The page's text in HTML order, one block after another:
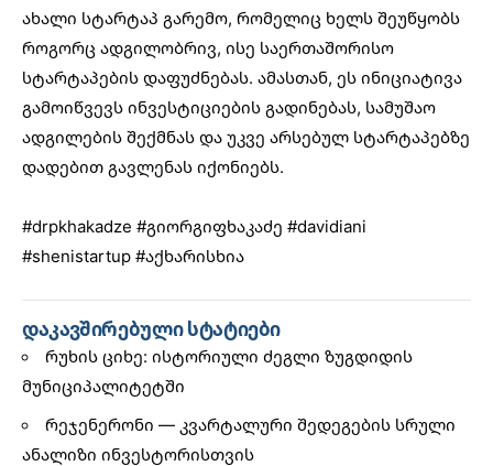
ახალი სტარტაპ გარემო, რომელიც ხელს შეუწყობს
როგორც ადგილობრივ, ისე საერთაშორისო
სტარტაპების დაფუძნებას. ამასთან, ეს ინიციატივა
გამოიწვევს ინვესტიციების გადინებას, სამუშაო
ადგილების შექმნას და უკვე არსებულ სტარტაპებზე
დადებით გავლენას იქონიებს.
#drpkhakadze #გიორგიფხაკაძე #davidiani
#shenistartup #აქხარისხია
დაკავშირებული სტატიები
რუხის ციხე: ისტორიული ძეგლი ზუგდიდის
მუნიციპალიტეტში
რეჯენერონი — კვარტალური შედეგების სრული
ანალიზი ინვესტორისთვის